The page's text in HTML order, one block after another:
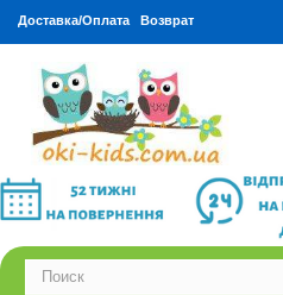
Доставка/Оплата Возврат